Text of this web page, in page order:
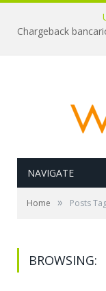
NAVIGATE
Home » Posts
BROWSING: